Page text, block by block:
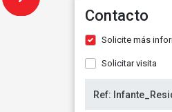
Contacto
Solicite más
Solicitar visita